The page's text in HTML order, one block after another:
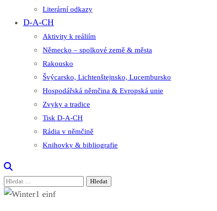
Literární odkazy
D-A-CH
Aktivity k reáliím
Německo – spolkové země & města
Rakousko
Švýcarsko, Lichtenštejnsko, Lucembursko
Hospodářská němčina & Evropská unie
Zvyky a tradice
Tisk D-A-CH
Rádia v němčině
Knihovky & bibliografie
Vyhledávání